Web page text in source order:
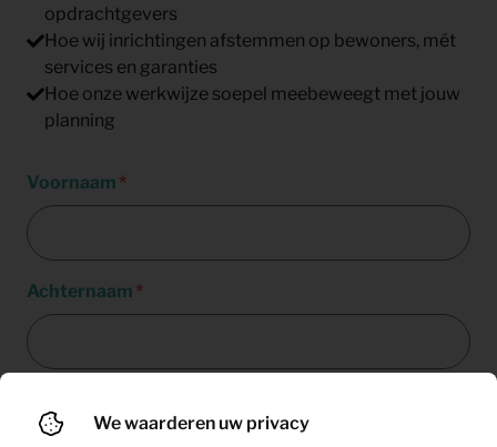
opdrachtgevers
Hoe wij inrichtingen afstemmen op bewoners, mét
services en garanties
Hoe onze werkwijze soepel meebeweegt met jouw
planning
Voornaam
Achternaam
We waarderen uw privacy